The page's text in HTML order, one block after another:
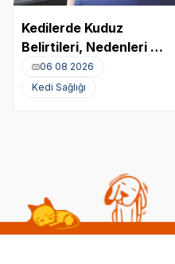
Kedilerde Kuduz
Belirtileri, Nedenleri ve
Tedavi Yöntemleri
06 08 2026
Kedi Sağlığı